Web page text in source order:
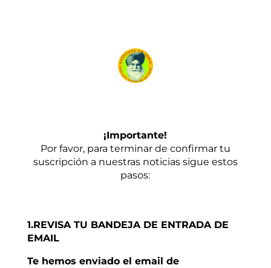
¡Importante!
Por favor, para terminar de confirmar tu
suscripción a nuestras noticias sigue estos
pasos:
1.REVISA TU BANDEJA DE ENTRADA DE
EMAIL
Te hemos enviado el email de